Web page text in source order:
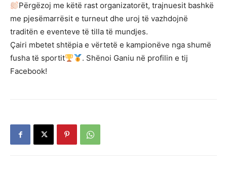
Përgëzoj me këtë rast organizatorët, trajnuesit bashkë
me pjesëmarrësit e turneut dhe uroj të vazhdojnë
traditën e eventeve të tilla të mundjes.
Çairi mbetet shtëpia e vërtetë e kampionëve nga shumë
fusha të sportit
. Shënoi Ganiu në profilin e tij
Facebook!